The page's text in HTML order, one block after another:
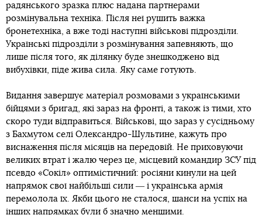
радянського зразка плюс надана партнерами
розмінувальна техніка. Після неї рушить важка
бронетехніка, а вже тоді наступні військові підрозділи.
Українські підрозділи з розмінування запевняють, що
лише після того, як ділянку буде знешкоджено від
вибухівки, піде жива сила. Яку саме готують.
Видання завершує матеріал розмовами з українськими
бійцями з бригад, які зараз на фронті, а також із тими, хто
скоро туди відправиться. Військові, що зараз у сусідньому
з Бахмутом селі Олександро-Шультине, кажуть про
виснаження після місяців на передовій. Не приховуючи
великих втрат і жалю через це, місцевий командир ЗСУ під
псевдо «Сокіл» оптимістичний: росіяни кинули на цей
напрямок свої найбільші сили ― і українська армія
перемолола їх. Якби цього не сталося, шанси на успіх на
інших напрямках були б значно меншими.